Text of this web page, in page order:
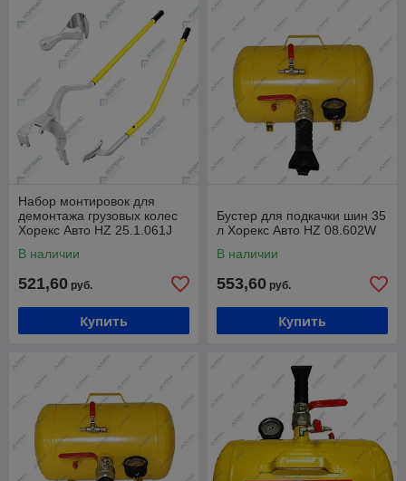
Набор монтировок для
демонтажа грузовых колес
Хорекс Авто HZ 25.1.061J
В наличии
521,60 руб.
Купить
Бустер для подкачки шин 35
л Хорекс Авто HZ 08.602W
В наличии
553,60 руб.
Купить